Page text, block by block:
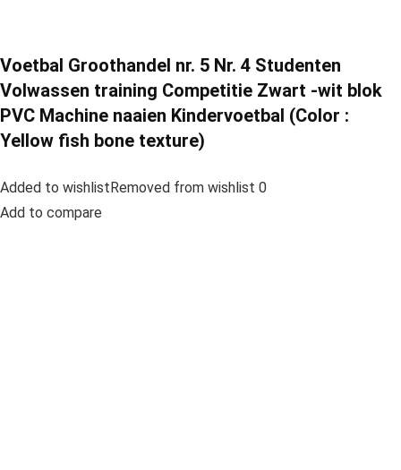
Voetbal Groothandel nr. 5 Nr. 4 Studenten
Volwassen training Competitie Zwart -wit blok
PVC Machine naaien Kindervoetbal (Color :
Yellow fish bone texture)
Added to wishlistRemoved from wishlist 0
Add to compare